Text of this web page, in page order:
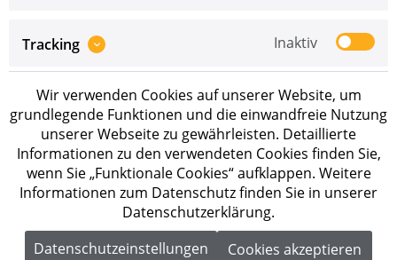
Preise sind erst nach erfolgreicher Registrierung
als
Geschäftskunde sichtbar.
Merken
Artikel-Nr.: 2004102
Beschreibung
K2 TerraGrif PL Montagezubehör
Anwendungsbereiche: Fassade, Flachdach,
Schrägdach...mehr
Tracking Inaktiv
Wir verwenden Cookies auf unserer Website, um
grundlegende Funktionen und die einwandfreie Nutzung
unserer Webseite zu gewährleisten. Detaillierte
Informationen zu den verwendeten Cookies finden Sie,
wenn Sie „Funktionale Cookies“ aufklappen. Weitere
Informationen zum Datenschutz finden Sie in unserer
Datenschutzerklärung.
Datenschutzeinstellungen
Cookies akzeptieren